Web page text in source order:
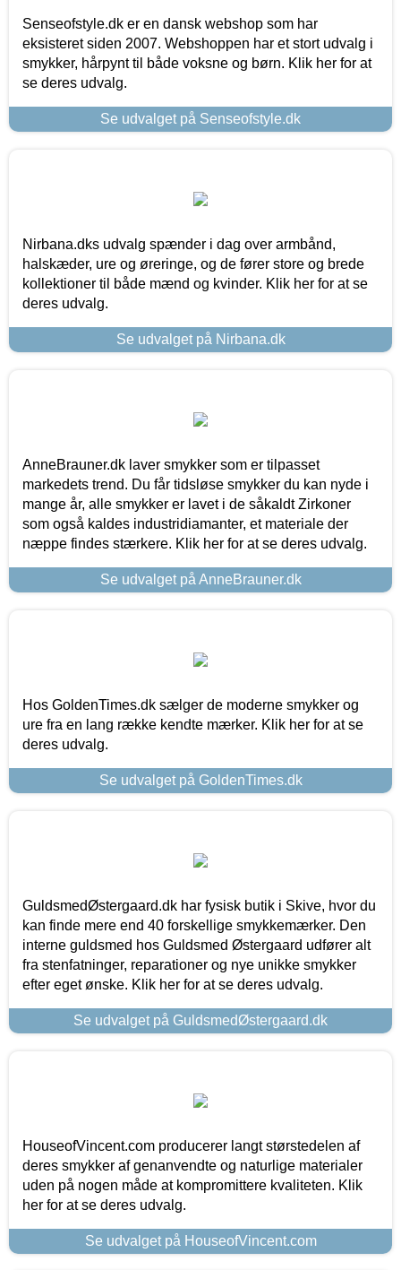
Senseofstyle.dk er en dansk webshop som har
eksisteret siden 2007. Webshoppen har et stort udvalg i
smykker, hårpynt til både voksne og børn. Klik her for at
se deres udvalg.
Se udvalget på Senseofstyle.dk
Nirbana.dks udvalg spænder i dag over armbånd,
halskæder, ure og øreringe, og de fører store og brede
kollektioner til både mænd og kvinder. Klik her for at se
deres udvalg.
Se udvalget på Nirbana.dk
AnneBrauner.dk laver smykker som er tilpasset
markedets trend. Du får tidsløse smykker du kan nyde i
mange år, alle smykker er lavet i de såkaldt Zirkoner
som også kaldes industridiamanter, et materiale der
næppe findes stærkere. Klik her for at se deres udvalg.
Se udvalget på AnneBrauner.dk
Hos GoldenTimes.dk sælger de moderne smykker og
ure fra en lang række kendte mærker. Klik her for at se
deres udvalg.
Se udvalget på GoldenTimes.dk
GuldsmedØstergaard.dk har fysisk butik i Skive, hvor du
kan finde mere end 40 forskellige smykkemærker. Den
interne guldsmed hos Guldsmed Østergaard udfører alt
fra stenfatninger, reparationer og nye unikke smykker
efter eget ønske. Klik her for at se deres udvalg.
Se udvalget på GuldsmedØstergaard.dk
HouseofVincent.com producerer langt størstedelen af
deres smykker af genanvendte og naturlige materialer
uden på nogen måde at kompromittere kvaliteten. Klik
her for at se deres udvalg.
Se udvalget på HouseofVincent.com